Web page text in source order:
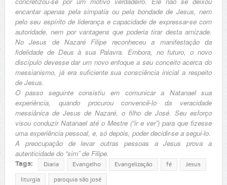
encantar apenas pela simpatia ou pela bondade de Jesus, nem
pelo seu espírito de liderança e capacidade de expressar-se com
autoridade, nem por vantagens que poderia tirar desta amizade.
No Jesus de Nazaré Filipe reconheceu a manifestação da
fidelidade de Deus à sua Palavra. Embora, no futuro, o novo
discípulo devesse dar um novo enfoque a seu conceito acerca do
messianismo, já era suficiente sua consciência inicial a respeito
de Jesus.
O passo seguinte consistiu em comunicar a Natanael sua
experiência, quando procurou convencê-lo da veracidade
messiânica de Jesus de Nazaré, o filho de José. Seu esforço
visou conduzir Natanael até o Mestre (“ir e ver”) para que fizesse
uma experiência pessoal, e, só depois, poder decidir-se a segui-lo.
A preocupação de levar outras pessoas a Jesus prova a
autenticidade do “sim” de Filipe.
Tags: Diaria Evangelho Evangelização fé Jesus
liturgia paroquia são josé